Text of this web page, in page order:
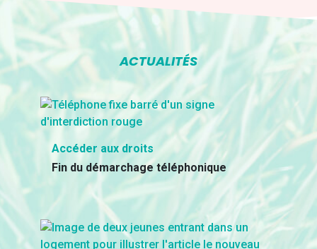
ACTUALITÉS
Accéder aux droits
Fin du démarchage téléphonique